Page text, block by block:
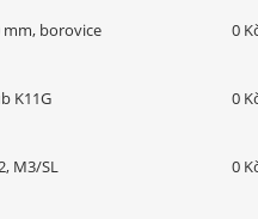
mm, borovice 0
K11G 0
M3/SL 0